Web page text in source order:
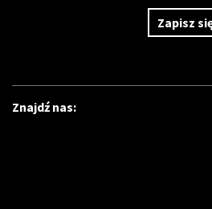
Zapisz
Znajdź nas: